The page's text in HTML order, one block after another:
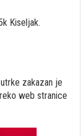
Kiseljak.
zakazan je
web stranice